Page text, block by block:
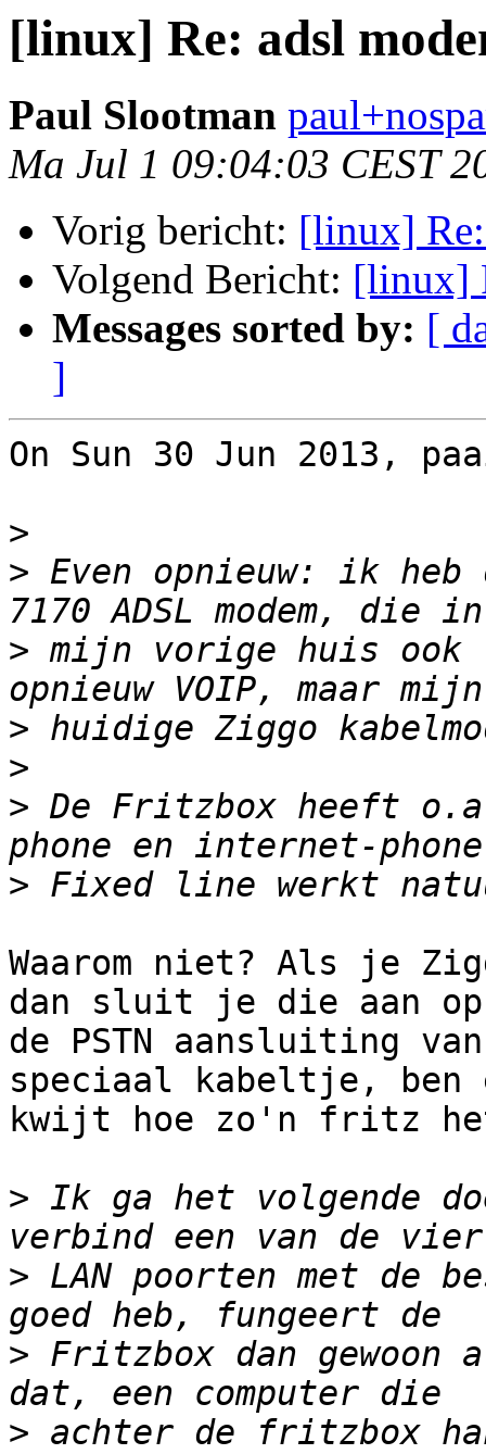
[linux] Re: adsl
Paul Slootman
Ma Jul 1 09:04:03 CEST
Vorig bericht: [linux] Re:
Volgend Bericht: [linux]
Messages sorted by: [
]
On Sun 30 Jun 2013,
>
> Even opnieuw: ik heb
> mijn vorige huis ook
>
>
> De Fritzbox heeft
>
Waarom niet? Als je
dan sluit je die aan op
de PSTN aansluiting
speciaal kabeltje, ben
kwijt hoe zo'n fritz
> Ik ga het volgende
> LAN poorten met de
> Fritzbox dan
> achter de fritzbox